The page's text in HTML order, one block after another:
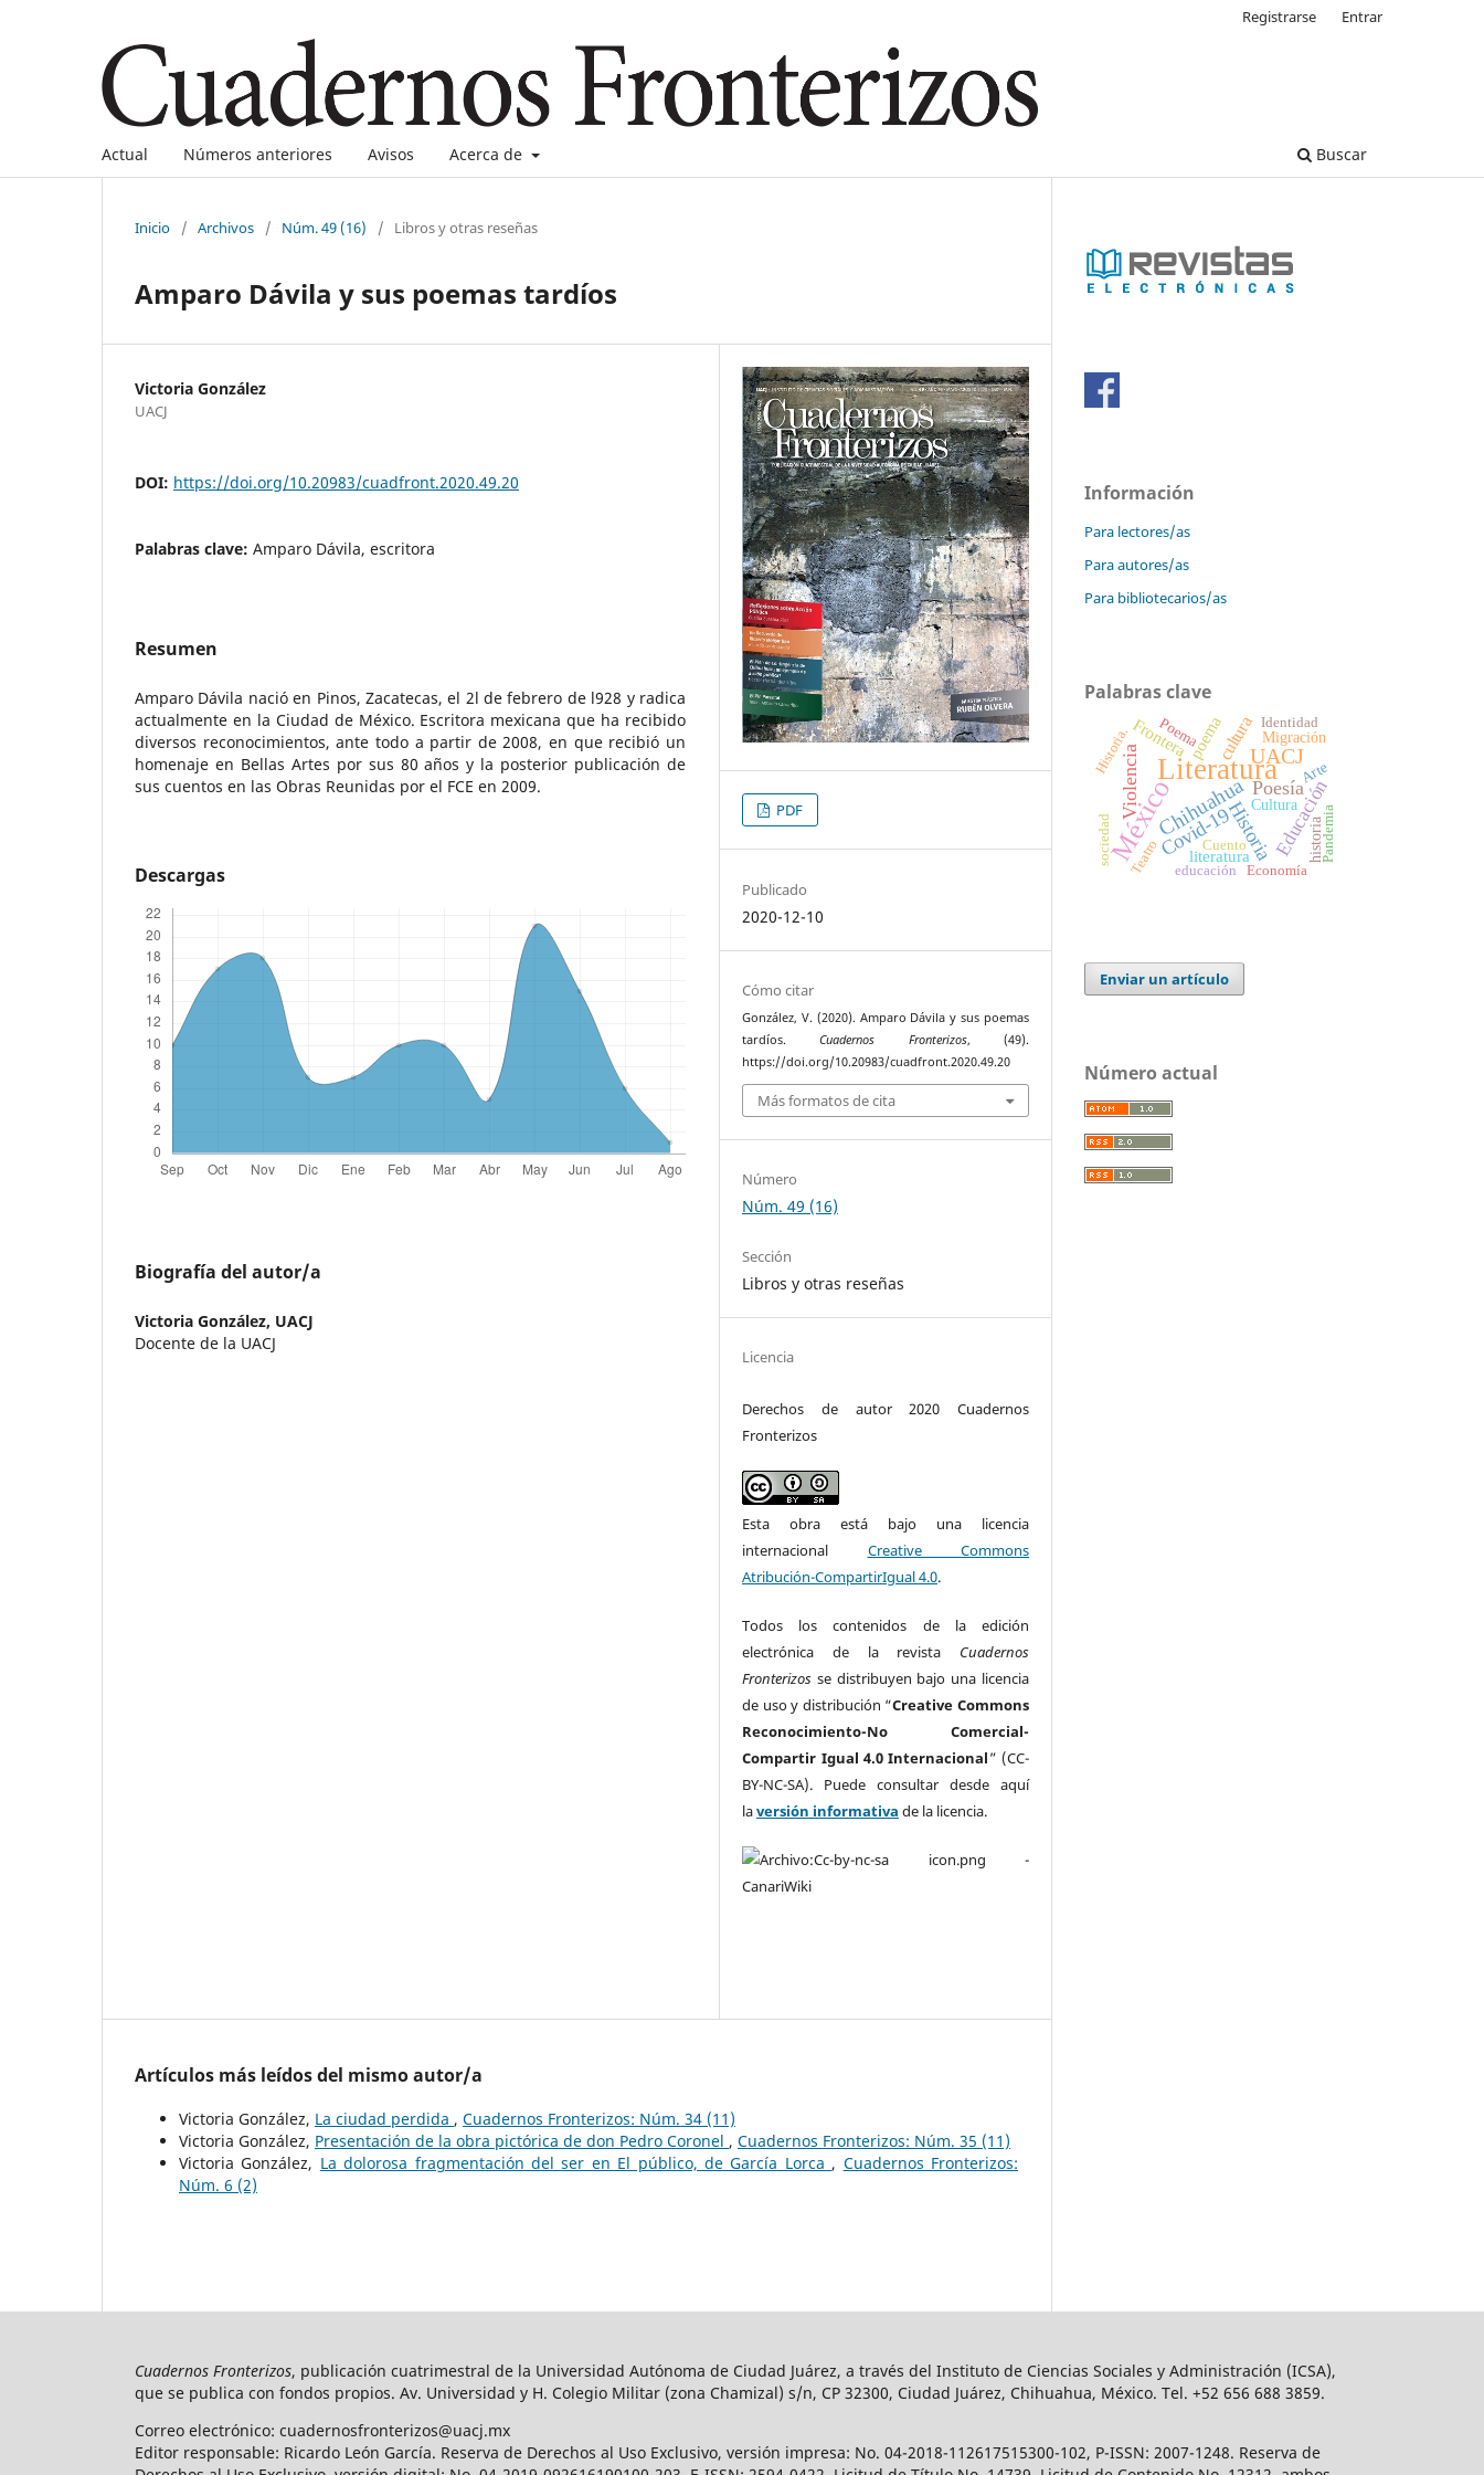
Actual Números anteriores Avisos Acerca de Buscar
Registrarse Entrar
Inicio / Archivos / Núm. 49 (16) / Libros y otras reseñas
Amparo Dávila y sus poemas tardíos
Victoria González
UACJ
DOI: https://doi.org/10.20983/cuadfront.2020.49.20
Palabras clave: Amparo Dávila, escritora
Resumen
Amparo Dávila nació en Pinos, Zacatecas, el 2l de febrero de l928 y radica
actualmente en la Ciudad de México. Escritora mexicana que ha recibido
diversos reconocimientos, ante todo a partir de 2008, en que recibió un
homenaje en Bellas Artes por sus 80 años y la posterior publicación de
sus cuentos en las Obras Reunidas por el FCE en 2009.
Descargas
Biografía del autor/a
Victoria González, UACJ
Docente de la UACJ
PDF
Publicado
2020-12-10
Cómo citar
González, V. (2020). Amparo Dávila y sus poemas
tardíos.Cuadernos Fronterizos, (49).
https://doi.org/10.20983/cuadfront.2020.49.20
Más formatos de cita
Número
Núm. 49 (16)
Sección
Libros y otras reseñas
Licencia
Derechos de autor 2020 Cuadernos
Fronterizos
Esta obra está bajo una licencia
internacional Creative Commons
Atribución-CompartirIgual 4.0.
Todos los contenidos de la edición
electrónica de la revista Cuadernos
Fronterizos se distribuyen bajo una licencia
de uso y distribución “Creative Commons
Reconocimiento-No Comercial-
Compartir Igual 4.0 Internacional” (CC-
BY-NC-SA). Puede consultar desde aquí
laversión informativa de la licencia.
Artículos más leídos del mismo autor/a
Victoria González, La ciudad perdida , Cuadernos Fronterizos: Núm. 34 (11)
Victoria González, Presentación de la obra pictórica de don Pedro Coronel , Cuadernos Fronterizos: Núm. 35 (11)
Victoria González, La dolorosa fragmentación del ser en El público, de García Lorca , Cuadernos Fronterizos:
Núm. 6 (2)
Información
Para lectores/as
Para autores/as
Para bibliotecarios/as
Palabras clave
Literatura
México
UACJ
ChihuahuaHistoria
Covid-19
Poesía
Violencia Educación
cultura
poema
Frontera
literatura historia
Migración
Cultura
Poema
Arte
sociedad Teatro educación Economía
Pandemia
Cuento
Identidad
Historia.
Enviar un artículo
Número actual
Cuadernos Fronterizos, publicación cuatrimestral de la Universidad Autónoma de Ciudad Juárez, a través del Instituto de Ciencias Sociales y Administración (ICSA),
que se publica con fondos propios. Av. Universidad y H. Colegio Militar (zona Chamizal) s/n, CP 32300, Ciudad Juárez, Chihuahua, México. Tel. +52 656 688 3859.
Correo electrónico: cuadernosfronterizos@uacj.mx
Editor responsable: Ricardo León García. Reserva de Derechos al Uso Exclusivo, versión impresa: No. 04-2018-112617515300-102, P-ISSN: 2007-1248. Reserva de